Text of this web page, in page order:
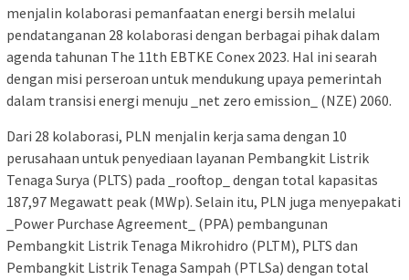
menjalin kolaborasi pemanfaatan energi bersih melalui
pendatanganan 28 kolaborasi dengan berbagai pihak dalam
agenda tahunan The 11th EBTKE Conex 2023. Hal ini searah
dengan misi perseroan untuk mendukung upaya pemerintah
dalam transisi energi menuju _net zero emission_ (NZE) 2060.
Dari 28 kolaborasi, PLN menjalin kerja sama dengan 10
perusahaan untuk penyediaan layanan Pembangkit Listrik
Tenaga Surya (PLTS) pada _rooftop_ dengan total kapasitas
187,97 Megawatt peak (MWp). Selain itu, PLN juga menyepakati
_Power Purchase Agreement_ (PPA) pembangunan
Pembangkit Listrik Tenaga Mikrohidro (PLTM), PLTS dan
Pembangkit Listrik Tenaga Sampah (PTLSa) dengan total